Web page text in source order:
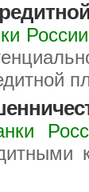
России